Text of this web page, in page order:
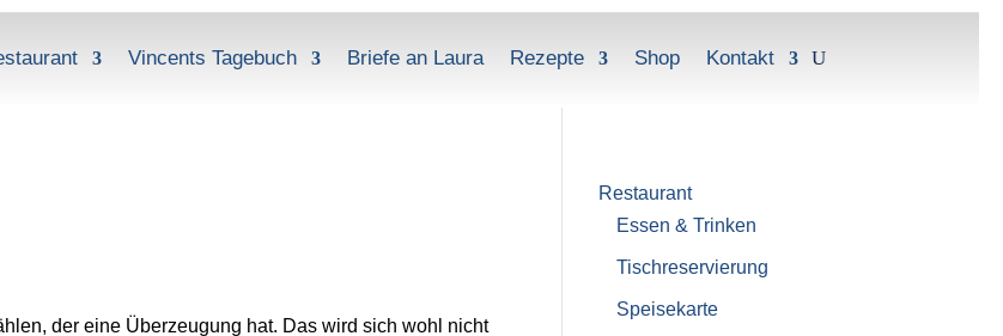
Vincents Tagebuch Briefe an Laura Rezepte Shop Kontakt
der eine Überzeugung hat. Das wird sich wohl nicht
Restaurant
Essen & Trinken
Tischreservierung
Speisekarte